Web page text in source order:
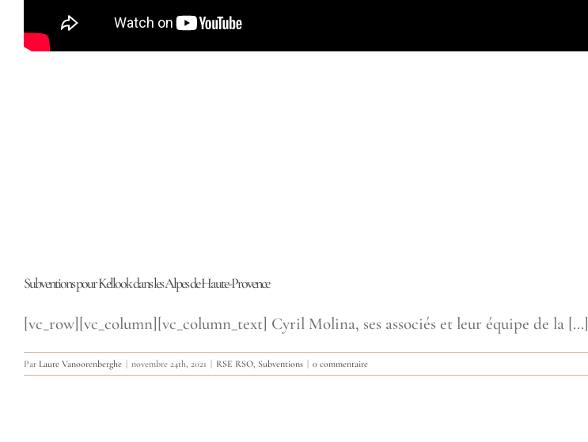
Subventions pour Kellook dans les Alpes de Haute-Provence
[vc_row][vc_column][vc_column_text] Cyril Molina, ses associés et leur équipe de la [...]
Par Laure Vanoorenberghe novembre 24th, 2021 RSE RSO, Subventions 0 commentaire